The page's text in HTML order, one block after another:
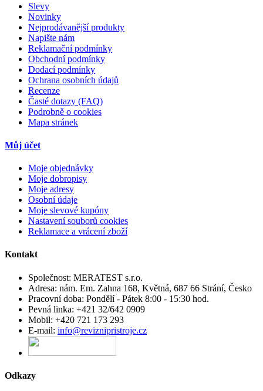
Slevy
Novinky
Nejprodávanější produkty
Napište nám
Reklamační podmínky
Obchodní podmínky
Dodací podmínky
Ochrana osobních údajů
Recenze
Časté dotazy (FAQ)
Podrobně o cookies
Mapa stránek
Můj účet
Moje objednávky
Moje dobropisy
Moje adresy
Osobní údaje
Moje slevové kupóny
Nastavení souborů cookies
Reklamace a vrácení zboží
Kontakt
Společnost: MERATEST s.r.o.
Adresa: nám. Em. Zahna 168, Květná, 687 66 Strání, Česko
Pracovní doba: Pondělí - Pátek 8:00 - 15:30 hod.
Pevná linka: +421 32/642 0909
Mobil: +420 721 173 293
E-mail: info@reviznipristroje.cz
Odkazy